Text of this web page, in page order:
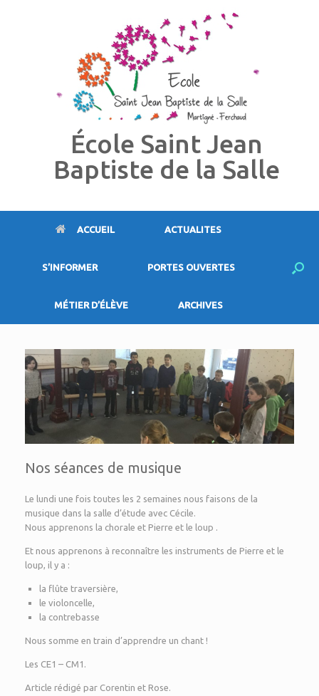
École Saint Jean
Baptiste de la Salle
ACCUEIL ACTUALITES
S’INFORMER PORTES OUVERTES
MÉTIER D’ÉLÈVE ARCHIVES
Nos séances de musique
Le lundi une fois toutes les 2 semaines nous faisons de la
musique dans la salle d’étude avec Cécile.
Nous apprenons la chorale et Pierre et le loup .
Et nous apprenons à reconnaître les instruments de Pierre et le
loup, il y a :
la flûte traversière,
le violoncelle,
la contrebasse
Nous somme en train d’apprendre un chant !
Les CE1 – CM1.
Article rédigé par Corentin et Rose.